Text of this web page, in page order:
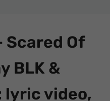
Scared Of
BLK &
lyric video,